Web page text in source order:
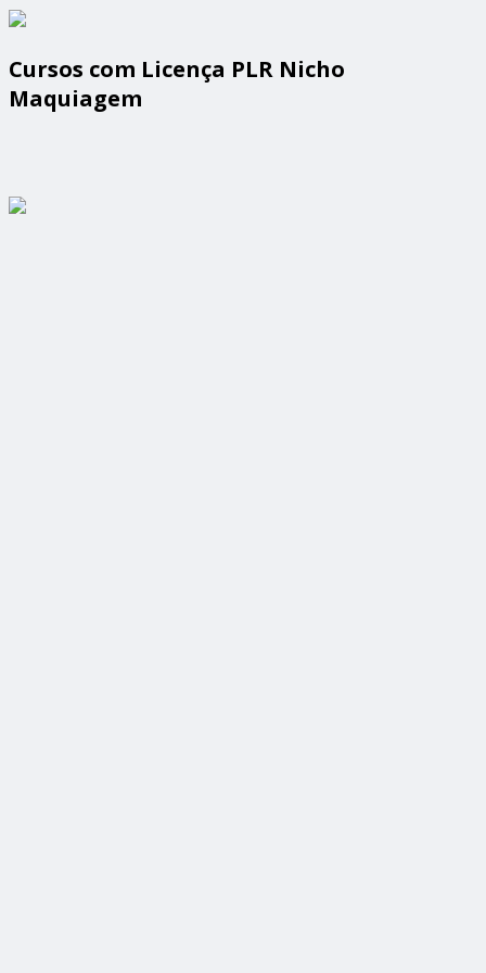
Cursos com Licença PLR Nicho
Maquiagem